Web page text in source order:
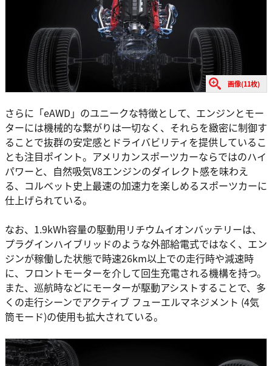
画像(11枚)
さらに「eAWD」のユニークな特徴として、エンジンとモー
ターには機械的な繋がりは一切なく、それらを緻密に制御す
ることで抜群の安定感とドライバビリティを提供しているこ
とも注目ポイント。アメリカンスポーツカーならではのハイ
パワーと、自然吸気V8エンジンのダイレクト感を味わえ
る、コルベット史上最速の加速力を楽しめるスポーツカーに
仕上げられている。
なお、1.9kWh容量の駆動用リチウムイオンバッテリーは、
プラグインハイブリッドのような外部給電式ではなく、エン
ジンが稼働した状態で時速26km以上での走行時や減速時
に、フロントモーターを介して回生充電される機構を持つ。
また、巡航時などにモーターが駆動アシストすることで、多
くの走行シーンでアクティブ フューエルマネジメント (4気
筒モード)の使用も拡大されている。